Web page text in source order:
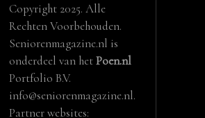
Copyright 2025. Alle
Rechten Voorbehouden.
Seniorenmagazine.nl is
onderdeel van hetPoen.nl
Portfolio B.V.
info@seniorenmagazine.nl.
Partner websites: